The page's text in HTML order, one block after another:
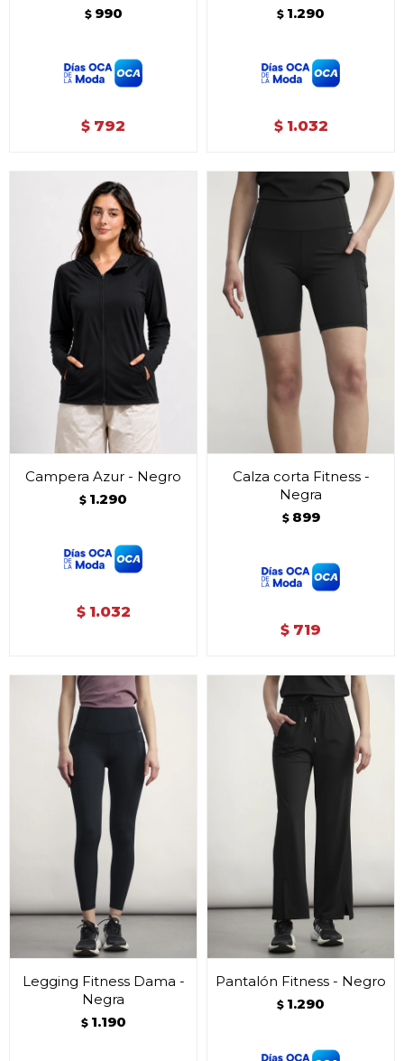
$ 990
$ 792
$ 1.290
$ 1.032
Campera Azur - Negro
$ 1.290
$ 1.032
Calza corta Fitness -
Negra
$ 899
$ 719
Legging Fitness Dama -
Negra
$ 1.190
Pantalón Fitness - Negro
$ 1.290